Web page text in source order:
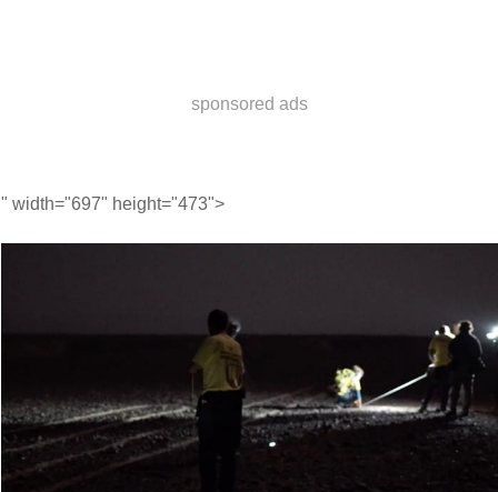
sponsored ads
" width="697" height="473">